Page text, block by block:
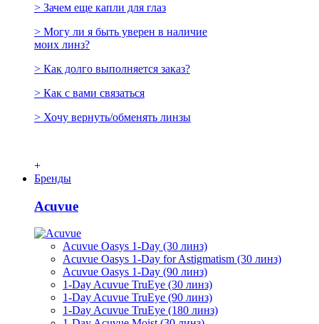
> Зачем еще капли для глаз
> Могу ли я быть уверен в наличие
моих линз?
> Как долго выполняется заказ?
> Как с вами связаться
> Хочу вернуть/обменять линзы
+
Бренды
Acuvue
Acuvue Oasys 1-Day (30 линз)
Acuvue Oasys 1-Day for Astigmatism (30 линз)
Acuvue Oasys 1-Day (90 линз)
1-Day Acuvue TruEye (30 линз)
1-Day Acuvue TruEye (90 линз)
1-Day Acuvue TruEye (180 линз)